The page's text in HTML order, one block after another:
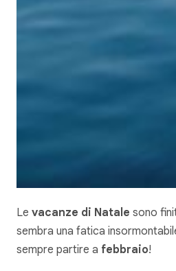
Le vacanze di Natale sono
sembra una fatica
sempre partire a febbraio!